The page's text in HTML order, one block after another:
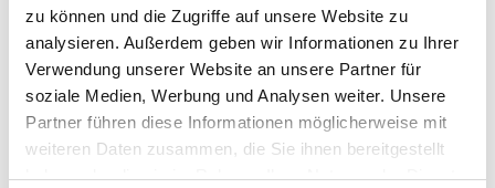
zu können und die Zugriffe auf unsere Website zu
analysieren. Außerdem geben wir Informationen zu Ihrer
Verwendung unserer Website an unsere Partner für
soziale Medien, Werbung und Analysen weiter. Unsere
Partner führen diese Informationen möglicherweise mit
weiteren Daten zusammen, die Sie ihnen bereitgestellt
haben oder die sie im Rahmen Ihrer Nutzung der Dienste
Breite in centimeter
Gebinde